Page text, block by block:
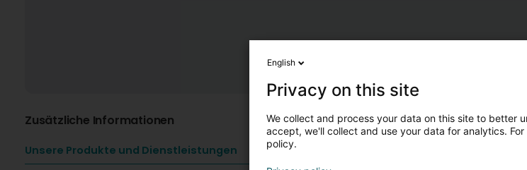
Zusätzliche Informationen
Unsere Produkte und Dienstleistungen
English
Privacy on this site
We collect and process your data on this site to better
accept, we'll collect and use your data for analytics.
policy.